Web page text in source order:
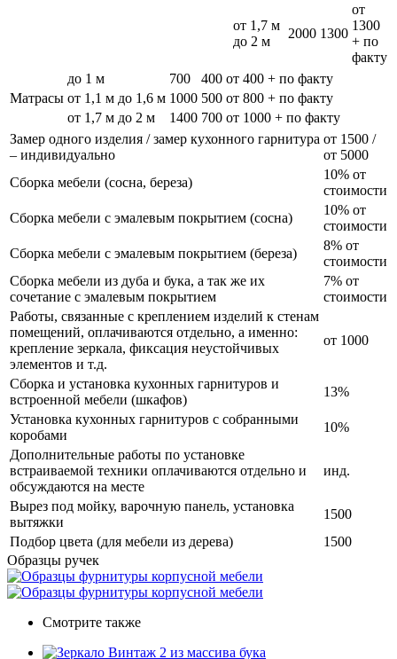
от 1,7 м
до 2 м
2000 1300
от
1300
+ по
факту
Матрасы
до 1 м 700 400 от 400 + по факту
от 1,1 м до 1,6 м 1000 500 от 800 + по факту
от 1,7 м до 2 м
1400 700 от 1000 + по факту
Замер одного изделия / замер кухонного гарнитура
– индивидуально
от 1500 /
от 5000
Сборка мебели (сосна, береза)
10% от
стоимости
Сборка мебели с эмалевым покрытием (сосна)
10% от
стоимости
Сборка мебели с эмалевым покрытием (береза)
8% от
стоимости
Сборка мебели из дуба и бука, а так же их
сочетание с эмалевым покрытием
7% от
стоимости
Работы, связанные с креплением изделий к стенам
помещений, оплачиваются отдельно, а именно:
крепление зеркала, фиксация неустойчивых
элементов и т.д.
от 1000
Сборка и установка кухонных гарнитуров и
встроенной мебели (шкафов)
13%
Установка кухонных гарнитуров с собранными
коробами
10%
Дополнительные работы по установке
встраиваемой техники оплачиваются отдельно и
обсуждаются на месте
инд.
Вырез под мойку, варочную панель, установка
вытяжки
1500
Подбор цвета (для мебели из дерева)
1500
Образцы ручек
Смотрите также